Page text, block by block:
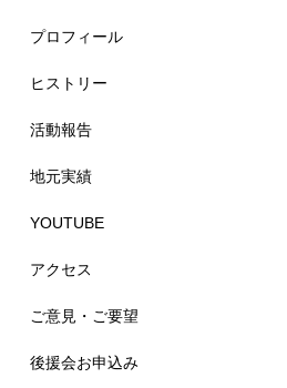
プロフィール
ヒストリー
活動報告
地元実績
YOUTUBE
アクセス
ご意見・ご要望
後援会お申込み